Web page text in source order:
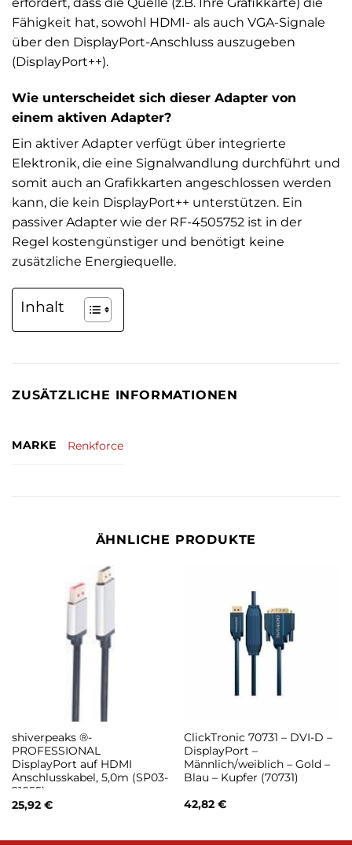
Fähigkeit hat, sowohl HDMI- als auch VGA-Signale
über den DisplayPort-Anschluss auszugeben
(DisplayPort++).
Wie unterscheidet sich dieser Adapter von
einem aktiven Adapter?
Ein aktiver Adapter verfügt über integrierte
Elektronik, die eine Signalwandlung durchführt und
somit auch an Grafikkarten angeschlossen werden
kann, die kein DisplayPort++ unterstützen. Ein
passiver Adapter wie der RF-4505752 ist in der
Regel kostengünstiger und benötigt keine
zusätzliche Energiequelle.
Inhalt
ZUSÄTZLICHE INFORMATIONEN
MARKE Renkforce
ÄHNLICHE PRODUKTE
shiverpeaks ®-
PROFESSIONAL
DisplayPort auf HDMI
Anschlusskabel, 5,0m (SP03-
21055)
25,92 €
ClickTronic 70731 – DVI-D –
DisplayPort –
Männlich/weiblich – Gold –
Blau – Kupfer (70731)
42,82 €